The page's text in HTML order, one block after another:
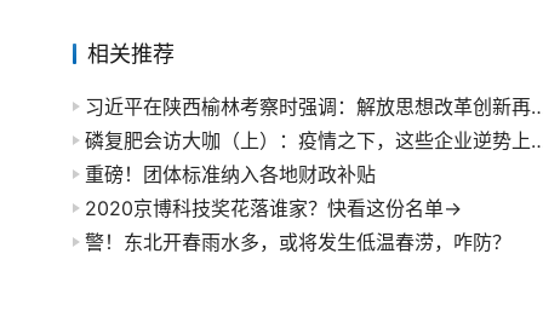
相关推荐
习近平在陕西榆林考察时强调：解放思想
磷复肥会访大咖（上）：疫情之
重磅！团体标准纳入各地财政补贴
2020京博科技奖花落谁家？快看这份名单→
警！东北开春雨水多，或将发生低温春涝，咋防？